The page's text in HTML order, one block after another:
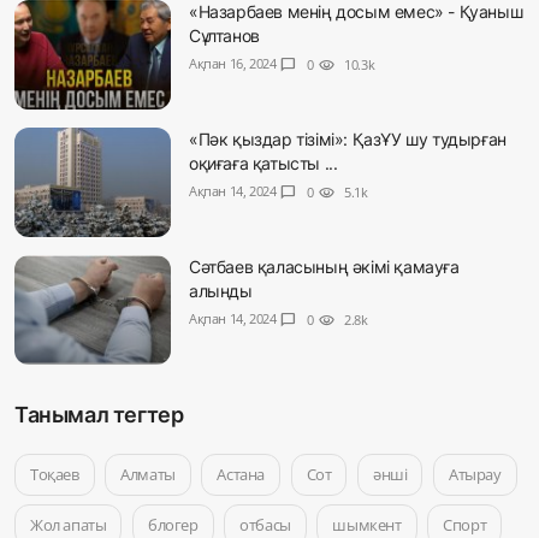
«Назарбаев менің досым емес» - Қуаныш
Сұлтанов
Ақпан 16, 2024 chat_bubble 0 visibility 10.3k
«Пәк қыздар тізімі»: ҚазҰУ шу тудырған
оқиғаға қатысты ...
Ақпан 14, 2024 chat_bubble 0 visibility 5.1k
Сәтбаев қаласының әкімі қамауға
алынды
Ақпан 14, 2024 chat_bubble 0 visibility 2.8k
Танымал тегтер
Тоқаев Алматы Астана Сот әнші Атырау
Жол апаты блогер отбасы шымкент Спорт